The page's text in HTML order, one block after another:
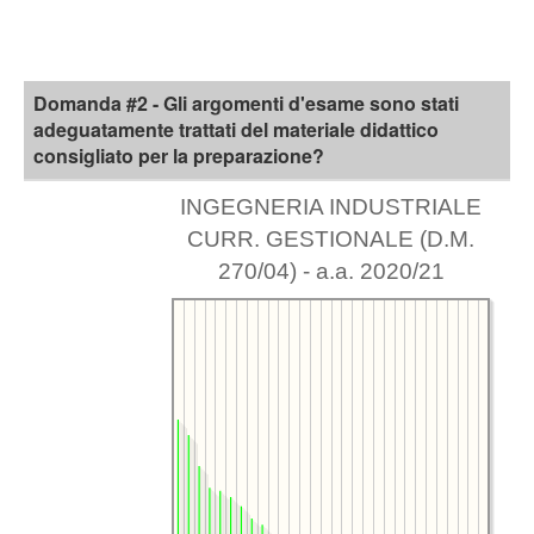
Domanda #2 - Gli argomenti d'esame sono stati
adeguatamente trattati del materiale didattico
consigliato per la preparazione?
INGEGNERIA INDUSTRIALE
CURR. GESTIONALE (D.M.
270/04) - a.a. 2020/21